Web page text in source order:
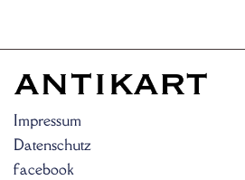
Impressum
Datenschutz
facebook